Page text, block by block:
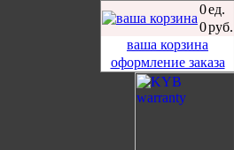
0ед.
0руб.
ваша корзина
оформление заказа